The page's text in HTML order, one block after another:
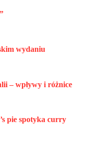
wydaniu
– wpływy i różnice
pie spotyka curry